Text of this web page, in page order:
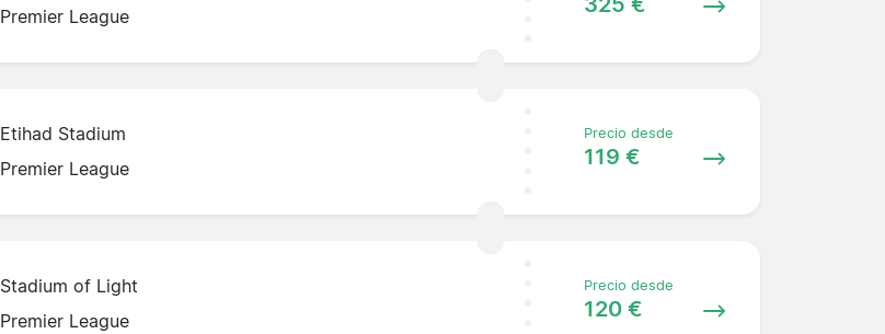
Premier League
Etihad Stadium
Premier League
Precio desde
119 €
Stadium of Light
Premier League
Precio desde
120 €